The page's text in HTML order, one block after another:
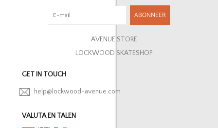
ABONNEER
AVENUE STORE
LOCKWOOD SKATESHOP
GET IN TOUCH
help@lockwood-avenue.com
VALUTA EN TALEN